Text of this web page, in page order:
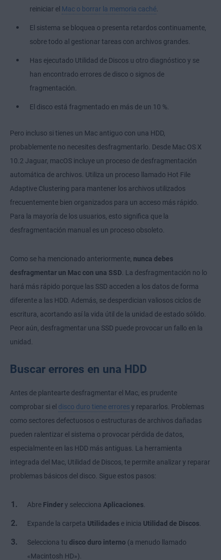
reiniciar el Mac o borrar la memoria caché
El sistema se bloquea o presenta retardos continuamente,
sobre todo al gestionar tareas con archivos grandes.
Has ejecutado Utilidad de Discos u otro diagnóstico y se
han encontrado errores de disco o signos de
fragmentación.
El disco está fragmentado en más de un 10 %.
Pero incluso si tienes un Mac antiguo con una HDD,
probablemente no necesites desfragmentarlo. Desde Mac OS X
10.2 Jaguar, macOS incluye un proceso de desfragmentación
automática de archivos. Utiliza un proceso llamado Hot File
Adaptive Clustering para mantener los archivos utilizados
frecuentemente bien organizados para un acceso más rápido.
Para la mayoría de los usuarios, esto significa que la
desfragmentación manual es un proceso obsoleto.
Como se ha mencionado anteriormente, nunca debes
desfragmentar un Mac con una SSD . La desfragmentación no lo
hará más rápido porque las SSD acceden a los datos de forma
diferente a las HDD. Además, se desperdician valiosos ciclos de
escritura, acortando así la vida útil de la unidad de estado sólido.
Peor aún, desfragmentar una SSD puede provocar un fallo en la
unidad.
Buscar errores en una HDD
Antes de plantearte desfragmentar el Mac, es prudente
comprobar si el disco duro tiene errores y repararlos. Problemas
como sectores defectuosos o estructuras de archivos dañadas
pueden ralentizar el sistema o provocar pérdida de datos,
especialmente en las HDD más antiguas. La herramienta
integrada del Mac, Utilidad de Discos, te permite analizar y reparar
problemas básicos del disco. Sigue estos pasos:
Abre Findery selecciona Aplicaciones
Expande la carpeta Utilidades e inicia Utilidad de Discos
Selecciona tu disco duro interno (a menudo llamado
«Macintosh HD»).